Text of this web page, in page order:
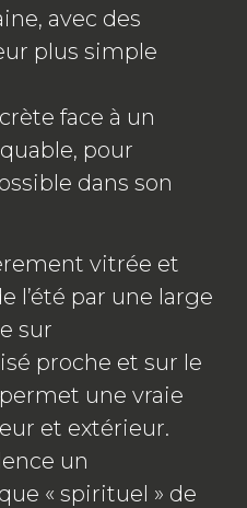
avec des
plus simple
face à un
pour
dans son
vitrée et
l’été par une large
sur
proche et sur le
une vraie
et extérieur.
un
« spirituel » de